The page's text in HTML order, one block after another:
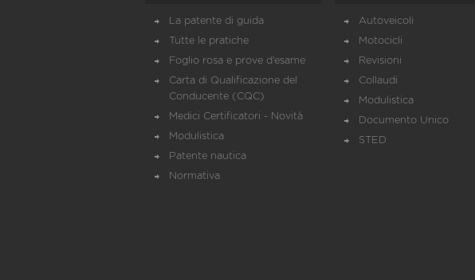
La patente di guida
Tutte le pratiche
Foglio rosa e prove d’esame
Carta di Qualificazione del
Conducente (CQC)
Medici Certificatori - Novità
Modulistica
Patente nautica
Normativa
Autoveicoli
Motocicli
Revisioni
Collaudi
Modulistica
Documento Unico
STED